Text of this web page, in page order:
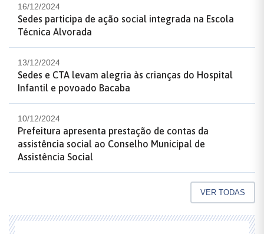
16/12/2024
Sedes participa de ação social integrada na Escola
Técnica Alvorada
13/12/2024
Sedes e CTA levam alegria às crianças do Hospital
Infantil e povoado Bacaba
10/12/2024
Prefeitura apresenta prestação de contas da
assistência social ao Conselho Municipal de
Assistência Social
VER TODAS